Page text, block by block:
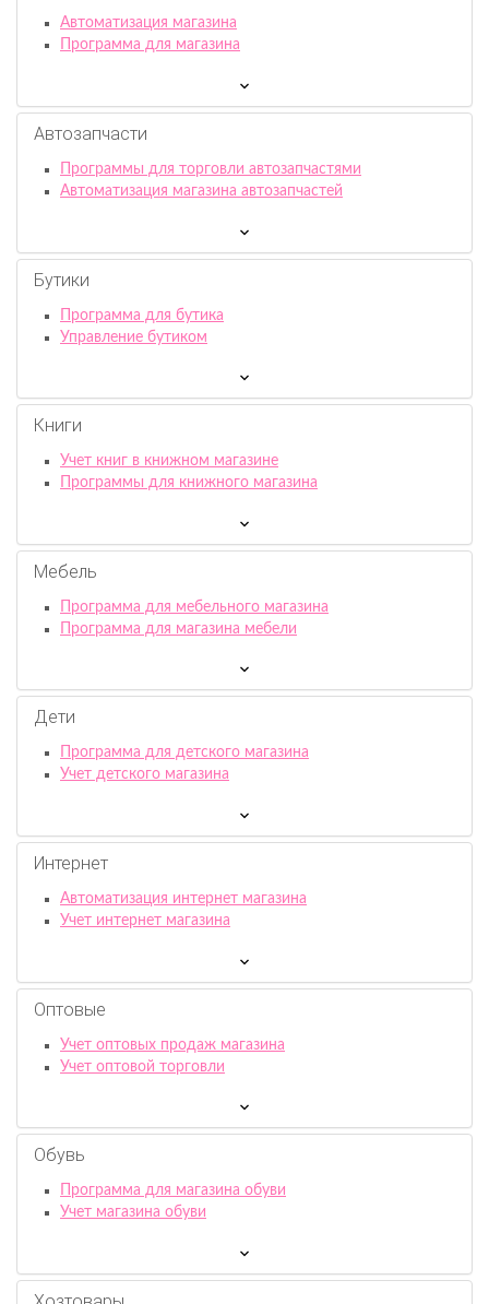
Автоматизация магазина
Программа для магазина
Автозапчасти
Программы для торговли автозапчастями
Автоматизация магазина автозапчастей
Бутики
Программа для бутика
Управление бутиком
Книги
Учет книг в книжном магазине
Программы для книжного магазина
Мебель
Программа для мебельного магазина
Программа для магазина мебели
Дети
Программа для детского магазина
Учет детского магазина
Интернет
Автоматизация интернет магазина
Учет интернет магазина
Оптовые
Учет оптовых продаж магазина
Учет оптовой торговли
Обувь
Программа для магазина обуви
Учет магазина обуви